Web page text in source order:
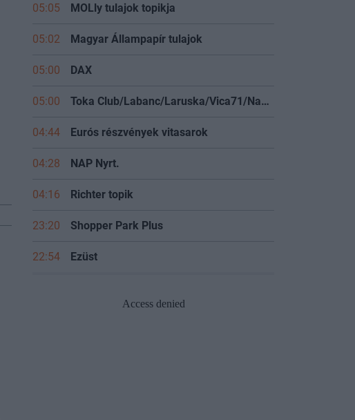
05:05 MOLly tulajok topikja
05:02 Magyar Állampapír tulajok
05:00 DAX
05:00 Toka Club/Labanc/Laruska/Vica71/Nacky/Bpali/Oldrider/Josefernando/Mcbull/Kawaszabi
04:44 Eurós részvények vitasarok
04:28 NAP Nyrt.
04:16 Richter topik
23:20 Shopper Park Plus
22:54 Ezüst